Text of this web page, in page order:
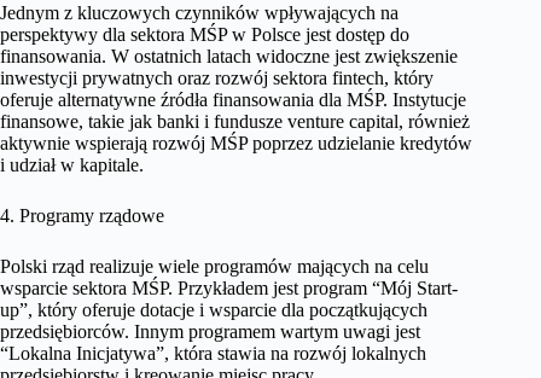
Jednym z kluczowych czynników wpływających na
perspektywy dla sektora MŚP w Polsce jest dostęp do
finansowania. W ostatnich latach widoczne jest zwiększenie
inwestycji prywatnych oraz rozwój sektora fintech, który
oferuje alternatywne źródła finansowania dla MŚP. Instytucje
finansowe, takie jak banki i fundusze venture capital, również
aktywnie wspierają rozwój MŚP poprzez udzielanie kredytów
i udział w kapitale.
4. Programy rządowe
Polski rząd realizuje wiele programów mających na celu
wsparcie sektora MŚP. Przykładem jest program “Mój Start-
up”, który oferuje dotacje i wsparcie dla początkujących
przedsiębiorców. Innym programem wartym uwagi jest
“Lokalna Inicjatywa”, która stawia na rozwój lokalnych